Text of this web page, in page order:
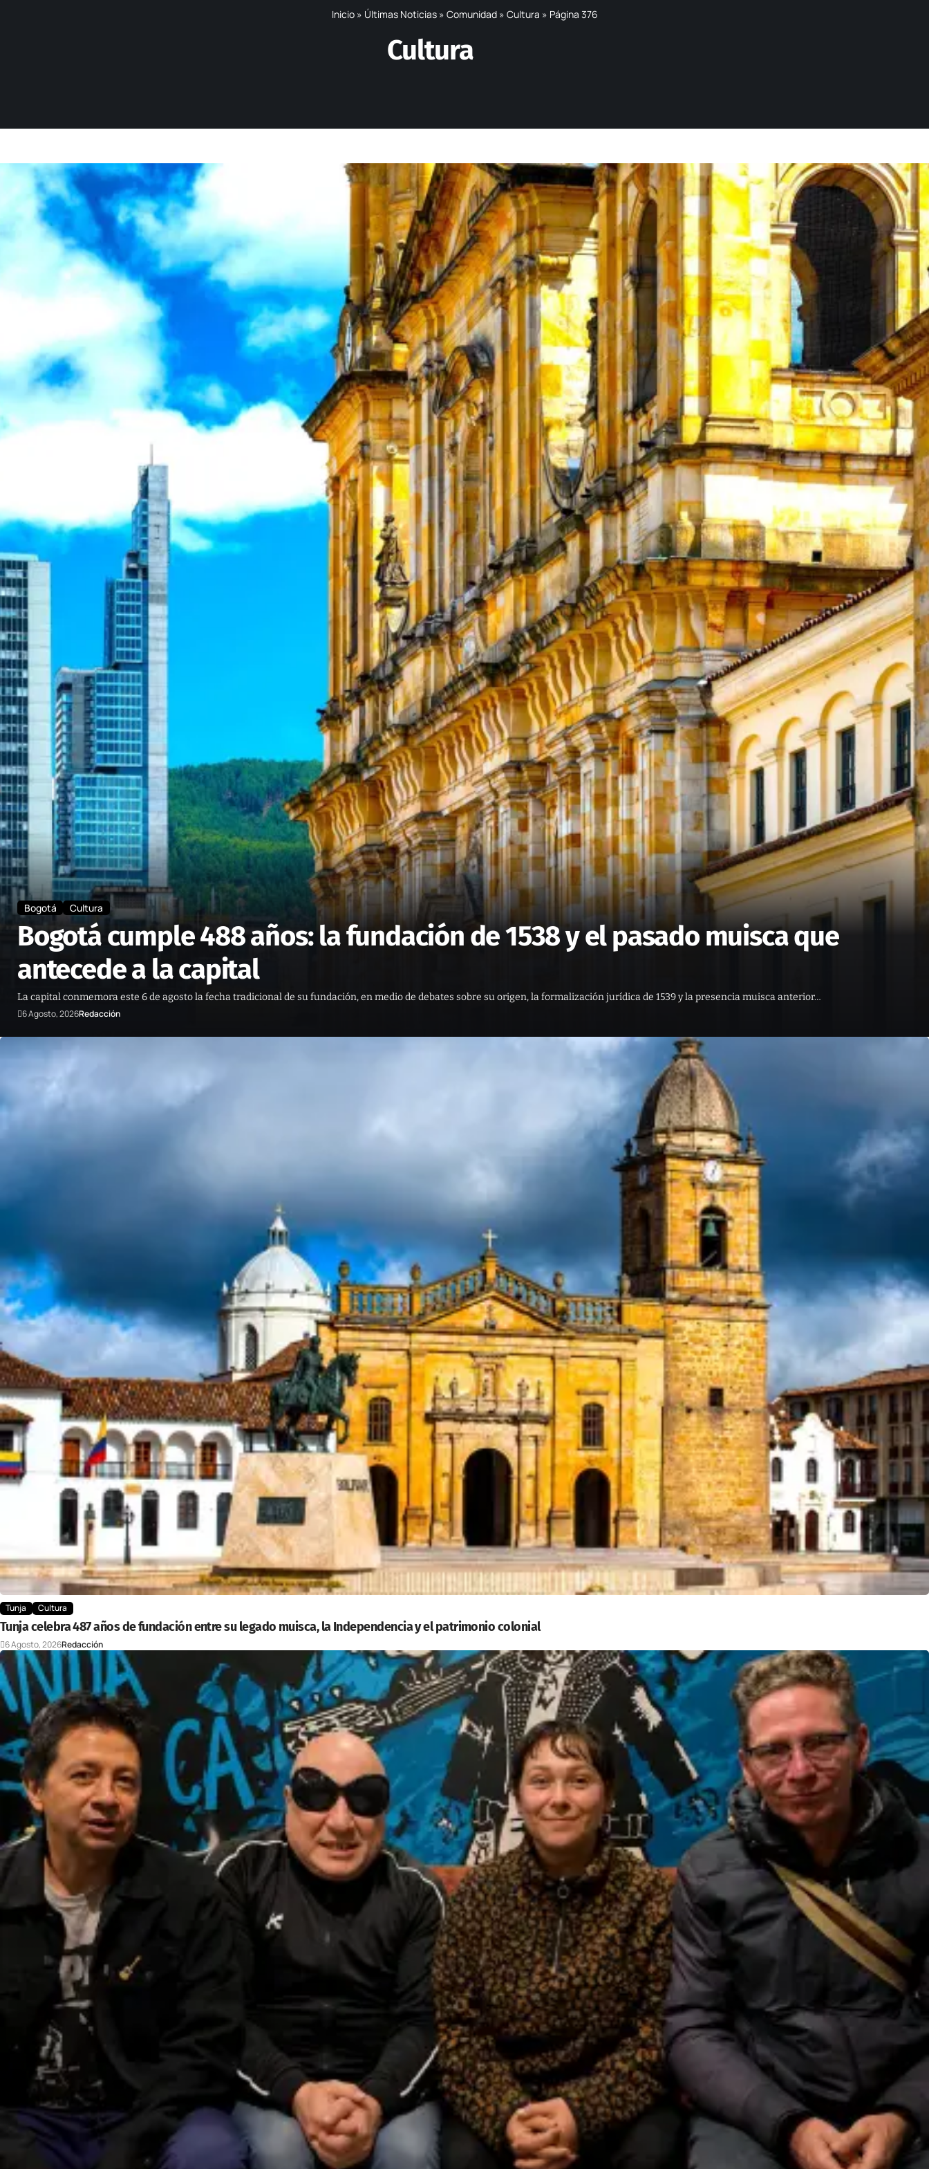
Inicio» Últimas Noticias» Comunidad» Cultura » Página 376
Cultura
Bogotá Cultura
Bogotá cumple 488 años: la fundación de 1538 y el pasado muisca que
antecede a la capital
La capital conmemora este 6 de agosto la fecha tradicional de su fundación, en medio de debates sobre su origen, la formalización jurídica de 1539 y la presencia muisca anterior…
6 Agosto, 2026Redacción
Tunja Cultura
Tunja celebra 487 años de fundación entre su legado muisca, la Independencia y el patrimonio colonial
6 Agosto, 2026Redacción